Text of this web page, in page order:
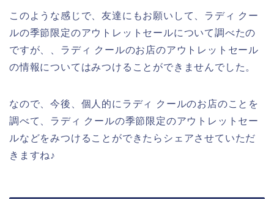
このような感じで、友達にもお願いして、ラディ クー
ルの季節限定のアウトレットセールについて調べたの
ですが、、ラディ クールのお店のアウトレットセール
の情報についてはみつけることができませんでした。
なので、今後、個人的にラディ クールのお店のことを
調べて、ラディ クールの季節限定のアウトレットセー
ルなどをみつけることができたらシェアさせていただ
きますね♪